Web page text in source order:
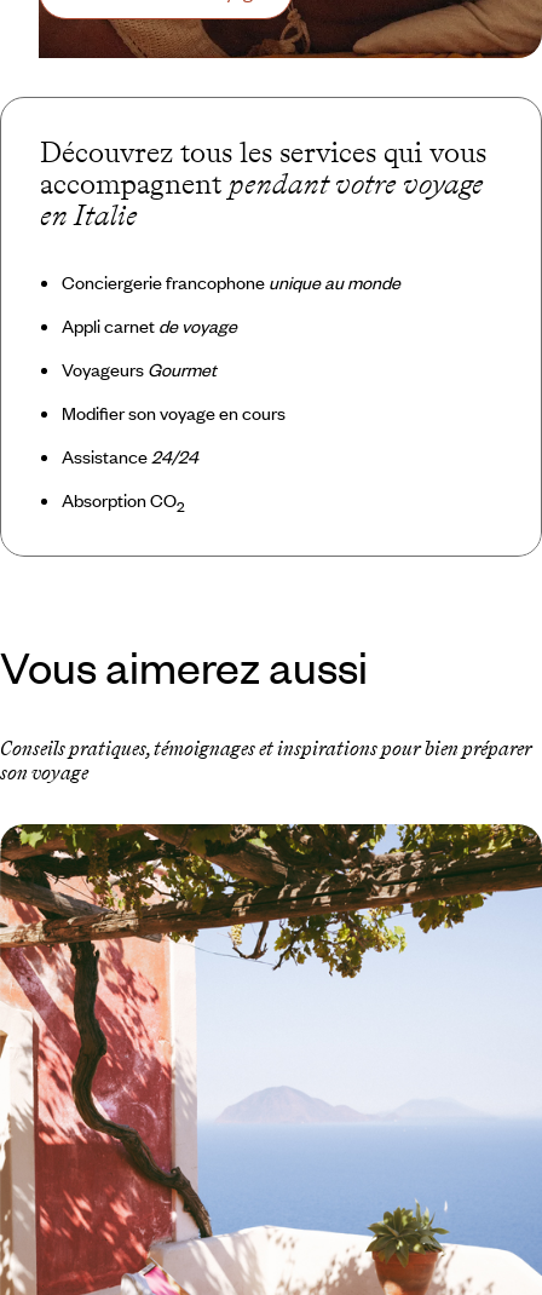
Découvrez tous les services qui vous
accompagnent pendant votre voyage
en Italie
Conciergerie francophone unique au monde
Appli carnet de voyage
Voyageurs Gourmet
Modifier son voyage en cours
Assistance 24/24
Absorption CO2
Vous aimerez aussi
Conseils pratiques, témoignages et inspirations pour bien préparer
son voyage